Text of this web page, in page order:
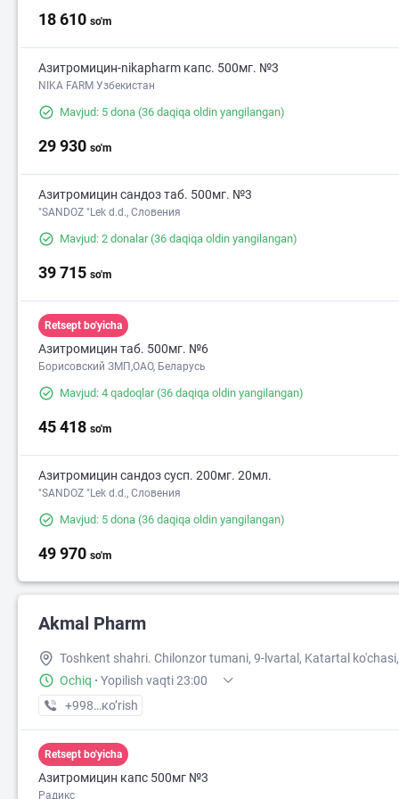
18 610 so'm
Азитромицин-nikapharm капс. 500мг. №3
NIKA FARM Узбекистан
Mavjud: 5 dona (36 daqiqa oldin yangilangan)
29 930 so'm
Азитромицин сандоз таб. 500мг. №3
"SANDOZ "Lek d.d., Словения
Mavjud: 2 donalar(36 daqiqa oldin yangilangan)
39 715 so'm
Retsept bo'yicha
Азитромицин таб. 500мг. №6
Борисовский ЗМП,ОАО, Беларусь
Mavjud: 4 qadoqlar(36 daqiqa oldin yangilangan)
45 418 so'm
Азитромицин сандоз сусп. 200мг. 20мл.
"SANDOZ "Lek d.d., Словения
Mavjud: 5 dona (36 daqiqa oldin yangilangan)
49 970 so'm
Akmal Pharm
Toshkent shahri. Chilonzor tumani, 9-lvartal, Katartal
Ochiq · Yopilish vaqti 23:00
+998 (99) XXX-XX-XX
кo’rish
Retsept bo'yicha
Азитромицин капс 500мг №3
Радикс